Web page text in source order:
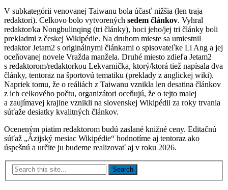
V subkategórii venovanej Taiwanu bola účasť nižšia (len traja
redaktori). Celkovo bolo vytvorených sedem článkov. Vyhral
redaktor/ka Nongbulinqing (tri články), hoci jeho/jej tri články boli
prekladmi z českej Wikipédie. Na druhom mieste sa umiestnil
redaktor Jetam2 s originálnymi článkami o spisovateľke Li Ang a jej
oceňovanej novele Vražda manžela. Druhé miesto zdieľa Jetam2
s redaktorom/redaktorkou Lekvarnička, ktorý/ktorá tiež napísala dva
články, tentoraz na športovú tematiku (preklady z anglickej wiki).
Napriek tomu, že o reáliách z Taiwanu vznikla len desatina článkov
z ich celkového počtu, organizátori oceňujú, že o tejto malej
a zaujímavej krajine vznikli na slovenskej Wikipédii za roky trvania
súťaže desiatky kvalitných článkov.
Oceneným piatim redaktorom budú zaslané knižné ceny. Editačnú
súťaž „Ázijský mesiac Wikipédie“ hodnotíme aj tentoraz ako
úspešnú a určite ju budeme realizovať aj v roku 2026.